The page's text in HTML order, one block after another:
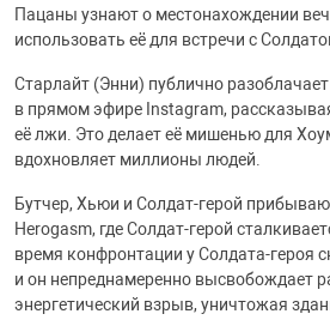
Пацаны узнают о местонахождении
использовать её для встречи с
Старлайт (Энни) публично
в прямом эфире Instagram,
её лжи. Это делает её мишенью для
вдохновляет миллионы людей.
Бутчер, Хьюи и Солдат-герой
Herogasm, где Солдат-герой
время конфронтации у Солдата-героя
и он непреднамеренно высвобождает
энергетический взрыв, уничтожая